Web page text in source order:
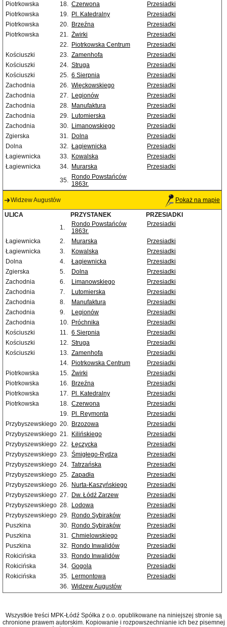
Piotrkowska
18. Czerwona
Przesiadki
Piotrkowska
19. Pl. Katedralny
Przesiadki
Piotrkowska
20. Brzeźna
Przesiadki
Piotrkowska
21. Żwirki
Przesiadki
22. Piotrkowska Centrum
Przesiadki
Kościuszki
23. Zamenhofa
Przesiadki
Kościuszki
24. Struga
Przesiadki
Kościuszki
25. 6 Sierpnia
Przesiadki
Zachodnia
26. Więckowskiego
Przesiadki
Zachodnia
27. Legionów
Przesiadki
Zachodnia
28. Manufaktura
Przesiadki
Zachodnia
29. Lutomierska
Przesiadki
Zachodnia
30. Limanowskiego
Przesiadki
Zgierska
31. Dolna
Przesiadki
Dolna
32. Łagiewnicka
Przesiadki
Łagiewnicka
33. Kowalska
Przesiadki
Łagiewnicka
34. Murarska
Przesiadki
35. Rondo Powstańców
1863r.
Widzew Augustów Pokaż na mapie
ULICA PRZYSTANEK
PRZESIADKI
1.
Rondo Powstańców
1863r.
Przesiadki
Łagiewnicka 2. Murarska
Przesiadki
Łagiewnicka
3. Kowalska
Przesiadki
Dolna
4. Łagiewnicka
Przesiadki
Zgierska
5. Dolna
Przesiadki
Zachodnia
6. Limanowskiego
Przesiadki
Zachodnia
7. Lutomierska
Przesiadki
Zachodnia
8. Manufaktura
Przesiadki
Zachodnia
9. Legionów
Przesiadki
Zachodnia
10. Próchnika
Przesiadki
Kościuszki
11. 6 Sierpnia
Przesiadki
Kościuszki
12. Struga
Przesiadki
Kościuszki
13. Zamenhofa
Przesiadki
14. Piotrkowska Centrum
Przesiadki
Piotrkowska
15. Żwirki
Przesiadki
Piotrkowska
16. Brzeźna
Przesiadki
Piotrkowska
17. Pl. Katedralny
Przesiadki
Piotrkowska
18. Czerwona
Przesiadki
19. Pl. Reymonta
Przesiadki
Przybyszewskiego 20. Brzozowa
Przesiadki
Przybyszewskiego 21. Kilińskiego
Przesiadki
Przybyszewskiego 22. Łęczycka
Przesiadki
Przybyszewskiego 23. Śmigłego-Rydza
Przesiadki
Przybyszewskiego 24. Tatrzańska
Przesiadki
Przybyszewskiego 25. Zapadła
Przesiadki
Przybyszewskiego 26. Nurta-Kaszyńskiego
Przesiadki
Przybyszewskiego 27. Dw. Łódź Zarzew
Przesiadki
Przybyszewskiego 28. Lodowa
Przesiadki
Przybyszewskiego 29. Rondo Sybiraków
Przesiadki
Puszkina
30. Rondo Sybiraków
Przesiadki
Puszkina
31. Chmielowskiego
Przesiadki
Puszkina
32. Rondo Inwalidów
Przesiadki
Rokicińska
33. Rondo Inwalidów
Przesiadki
Rokicińska
34. Gogola
Przesiadki
Rokicińska
35. Lermontowa
Przesiadki
36. Widzew Augustów
Wszystkie treści MPK-Łódź Spółka z o.o. opublikowane na niniejszej stronie są
chronione prawem autorskim. Kopiowanie i rozpowszechnianie ich bez pisemnej